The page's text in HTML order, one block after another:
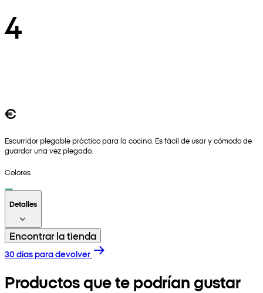
4
€
Escurridor plegable práctico para la cocina. Es fácil de usar y cómodo de
guardar una vez plegado.
Colores
Detalles
Encontrar la tienda
30 días para devolver
Productos que te podrían gustar